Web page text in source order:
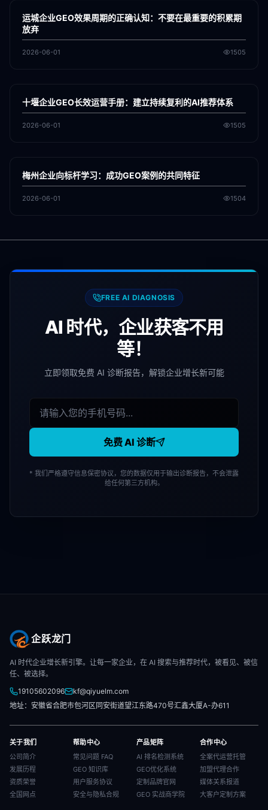
GEO
运城企业GEO效果周期的正确认知：不要在最重要的积累期
放弃
2026-06-01 1505
GEO
十堰企业GEO长效运营手册：建立持续复利的AI推荐体系
2026-06-01 1505
GEO
梅州企业向标杆学习：成功GEO案例的共同特征
2026-06-01 1504
FREE AI DIAGNOSIS
AI 时代，企业获客不用
等！
立即领取免费 AI 诊断报告，解锁企业增长新可能
免费 AI 诊断
* 我们严格遵守信息保密协议，您的数据仅用于输出诊断报告，不会泄露
给任何第三方机构。
企跃龙门
AI 时代企业增长新引擎。让每一家企业，在 AI 搜索与推荐时代，被看见、被信
任、被选择。
19105602096
kf@qiyuelm.com
地址：安徽省合肥市包河区同安街道望江东路470号汇鑫大厦A-办611
关于我们
公司简介
发展历程
资质荣誉
全国网点
帮助中心
常见问题 FAQ
GEO 知识库
用户服务协议
安全与隐私合规
产品矩阵
AI 排名检测系统
GEO优化系统
定制品牌官网
GEO 实战商学院
合作中心
全案代运营托管
加盟代理合作
媒体关系报道
大客户定制方案